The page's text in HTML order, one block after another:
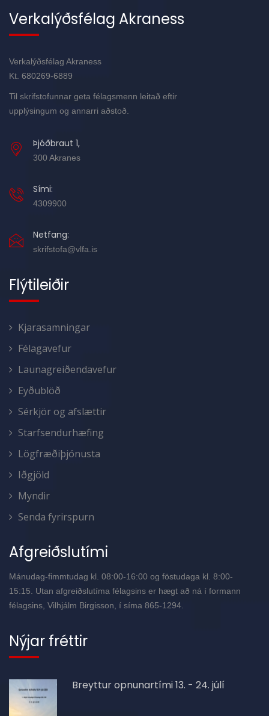
Verkalýðsfélag Akraness
Verkalýðsfélag Akraness
Kt. 680269-6889
Til skrifstofunnar geta félagsmenn leitað eftir
upplýsingum og annarri aðstoð.
Þjóðbraut 1,
300 Akranes
Sími:
4309900
Netfang:
skrifstofa@vlfa.is
Flýtileiðir
Kjarasamningar
Félagavefur
Launagreiðendavefur
Eyðublöð
Sérkjör og afslættir
Starfsendurhæfing
Lögfræðiþjónusta
Iðgjöld
Myndir
Senda fyrirspurn
Afgreiðslutími
Mánudag-fimmtudag kl. 08:00-16:00 og föstudaga kl. 8:00-
15:15. Utan afgreiðslutíma félagsins er hægt að ná í formann
félagsins, Vilhjálm Birgisson, í síma 865-1294.
Nýjar fréttir
Breyttur opnunartími 13. - 24. júlí